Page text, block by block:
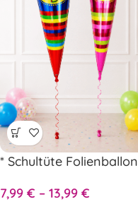
* Schultüte Folienballon
7,99 € – 13,99 €